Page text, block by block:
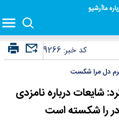
ماآرشیو
کد خبر:9266
دل مرا شکست
شایعات درباره نامزدی
را شکسته است